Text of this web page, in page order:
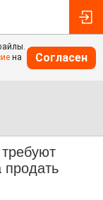
на
Согласен
продать